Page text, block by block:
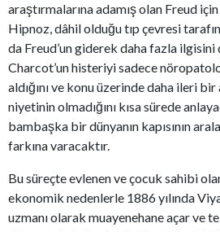
araştırmalarına adamış olan Freud
Hipnoz, dâhil olduğu tıp çevresi
da Freud’un giderek daha fazla
Charcot’un histeriyi sadece
aldığını ve konu üzerinde daha ileri
niyetinin olmadığını kısa sürede
bambaşka bir dünyanın kapısının
farkına varacaktır.
Bu süreçte evlenen ve çocuk sahibi
ekonomik nedenlerle 1886 yılında
uzmanı olarak muayenehane açar ve